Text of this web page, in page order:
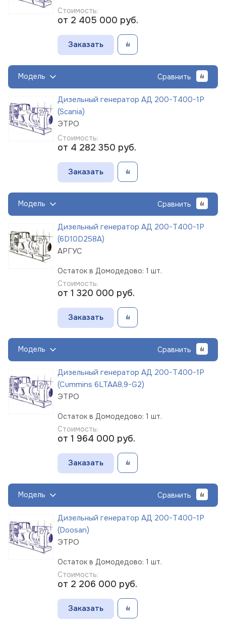
Стоимость:
от 2 405 000 руб.
Заказать
Модель Сравнить
Дизельный генератор АД 200-Т400-1Р
(Scania)
ЭТРО
Стоимость:
от 4 282 350 руб.
Заказать
Модель Сравнить
Дизельный генератор АД 200-Т400-1Р
(6D10D258A)
АРГУС
Остаток в Домодедово: 1 шт.
Стоимость:
от 1 320 000 руб.
Заказать
Модель Сравнить
Дизельный генератор АД 200-Т400-1Р
(Cummins 6LTAA8,9-G2)
ЭТРО
Остаток в Домодедово: 1 шт.
Стоимость:
от 1 964 000 руб.
Заказать
Модель Сравнить
Дизельный генератор АД 200-Т400-1Р
(Doosan)
ЭТРО
Остаток в Домодедово: 1 шт.
Стоимость:
от 2 206 000 руб.
Заказать